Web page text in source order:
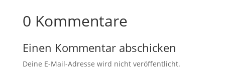
0 Kommentare
Einen Kommentar abschicken
Deine E-Mail-Adresse wird nicht veröffentlicht.